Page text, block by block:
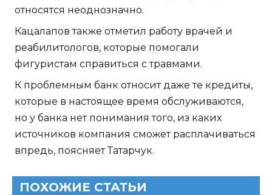
относятся неоднозначно.
Кацалапов также отметил работу врачей и
реабилитологов, которые помогали
фигуристам справиться с травмами.
К проблемным банк относит даже те кредиты,
которые в настоящее время обслуживаются,
но у банка нет понимания того, из каких
источников компания сможет расплачиваться
впредь, поясняет Татарчук.
ПОХОЖИЕ СТАТЬИ